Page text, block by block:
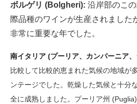
ボルゲリ (Bolgheri): 沿岸部のこ
際品種のワインが生産されました
非常に重要な年でした。
南イタリア (プーリア、カンパーニア
比較して比較的恵まれた気候の地域が
ンテージでした。乾燥した気候と十分
全に成熟しました。プーリア州